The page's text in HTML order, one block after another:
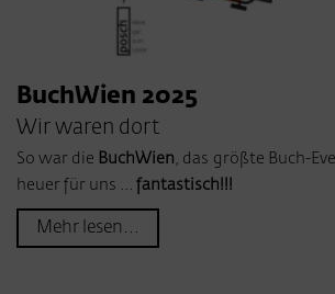
BuchWien 2025
Wir waren dort
So war die BuchWien , das größte Buch-
heuer für uns ... fantastisch!!!
Mehr lesen...